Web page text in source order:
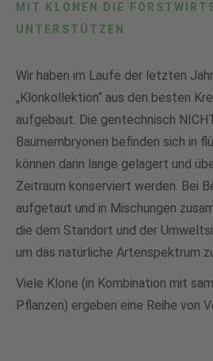
MIT KLONEN DIE
UNTERSTÜTZEN
Wir haben im Laufe der letzten
„Klonkollektion“ aus den besten
aufgebaut. Die gentechnisch
Baumembryonen befinden sich in
können darin lange gelagert und
Zeitraum konserviert werden. Bei
aufgetaut und in Mischungen
die dem Standort und der
um das natürliche Artenspektrum
Viele Klone (in Kombination mit
Pflanzen) ergeben eine Reihe von